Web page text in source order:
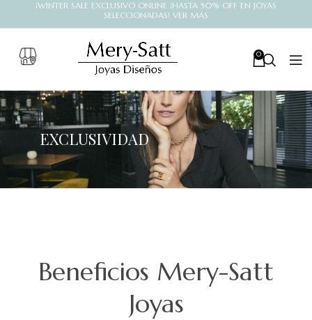
¡WINTER SALE EXCLUSIVO ONLINE ¡HASTA 50% OFF EN JOYAS
SELECCIONADAS! VER MÁS
0
EXCLUSIVIDAD
Beneficios Mery-Satt
Joyas